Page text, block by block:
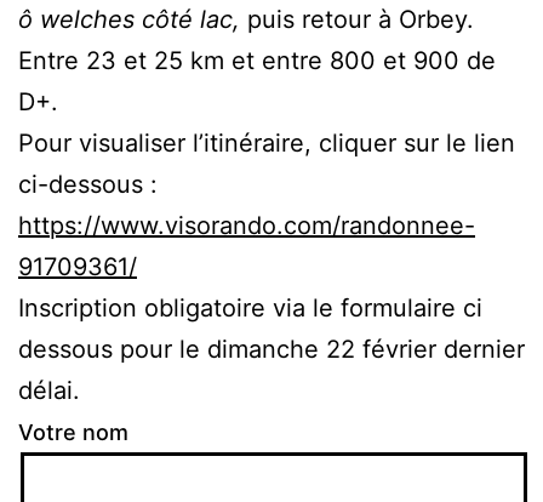
ô welches côté lac, puis retour à Orbey.
Entre 23 et 25 km et entre 800 et 900 de
D+.
Pour visualiser l’itinéraire, cliquer sur le lien
ci-dessous :
https://www.visorando.com/randonnee-
91709361/
Inscription obligatoire via le formulaire ci
dessous pour le dimanche 22 février dernier
délai.
Votre nom